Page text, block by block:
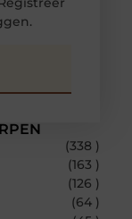
(338 )
(163 )
(126 )
(64 )